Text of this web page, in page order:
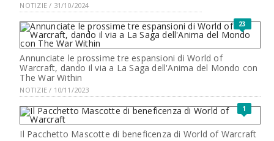
NOTIZIE / 31/10/2024
23
Annunciate le prossime tre espansioni di World of
Warcraft, dando il via a La Saga dell'Anima del Mondo con
The War Within
NOTIZIE / 10/11/2023
1
Il Pacchetto Mascotte di beneficenza di World of Warcraft